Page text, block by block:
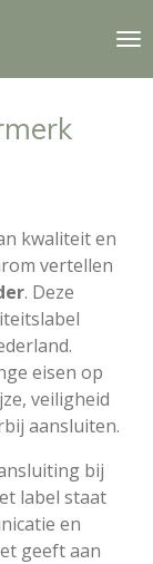
kwaliteit en
vertellen
. Deze
eisen op
veiligheid
aansluiten.
bij
label staat
en
geeft aan